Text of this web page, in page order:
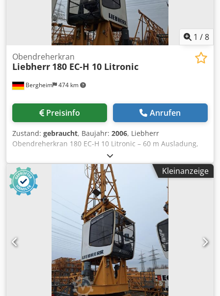
1 /8
Bergheim 474 km
Obendreherkran
Liebherr 180 EC-H 10 Litronic
Preisinfo Anrufen
Zustand: gebraucht, Baujahr: 2006, Liebherr
Obendreherkran 180 EC-H 10 Litronic – 60 m Ausladung,
10 t Traglast; 45.456 Obendreher-Turmdrehkran mit
Litronic-Steuerung, angeboten als Oberkran ohne Turm.
Hersteller: Liebherr Modell: 180 EC-H 10 Litronic Baujahr:
2006 Djdpeyy I R Defx Aivjck Werknummer: 45.456
Ausladung: 60,0 m Maximale Traglast: 10000 kg Traglast
bei 60 m: 2200 kg Ausführung: Oberkran (ohne Turm)
Steuerung: Litronic Ausleger und Hakenhöhe nach
Rücksprache erweiterbar!
Kleinanzeige